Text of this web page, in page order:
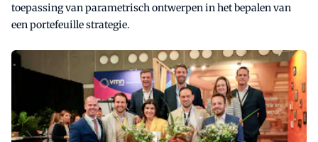
toepassing van parametrisch ontwerpen in het bepalen van
een portefeuille strategie.